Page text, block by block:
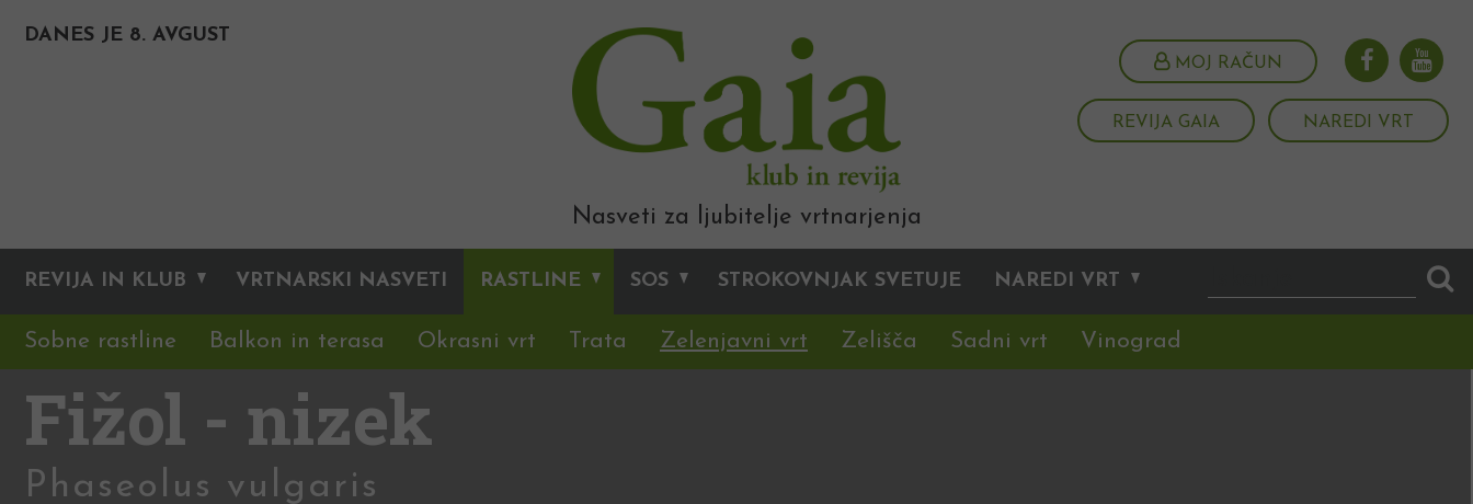
DANES JE 8. AVGUST
MOJ RAČUN
REVIJA GAIA NAREDI VRT
Nasveti za ljubitelje vrtnarjenja
REVIJA IN KLUB VRTNARSKI NASVETI RASTLINE SOS STROKOVNJAK SVETUJE NAREDI VRT
Sobne rastline Balkon in terasa Okrasni vrt Trata Zelenjavni vrt Zelišča Sadni vrt Vinograd
Fižol - nizek
Phaseolus vulgaris